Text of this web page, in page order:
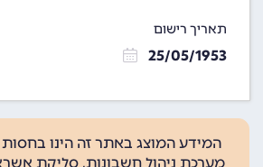
תאריך רישום
25/05/1953
המידע המוצג באתר זה הינו
מערכת ניהול חשבונות, סליקת